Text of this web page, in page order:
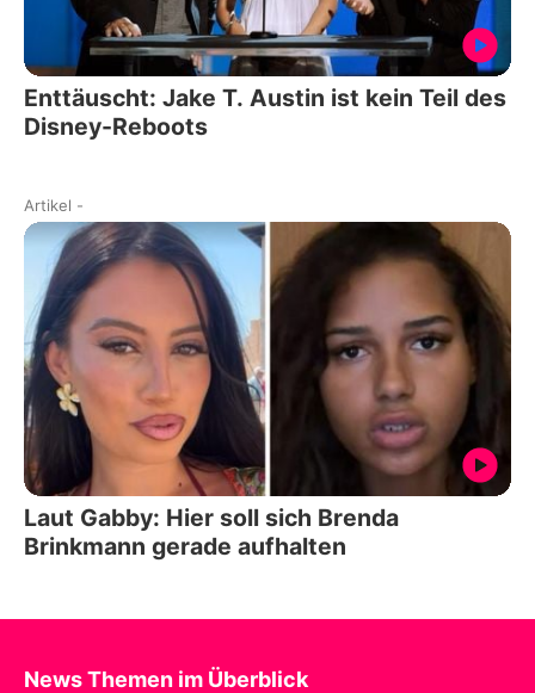
Enttäuscht: Jake T. Austin ist kein Teil des
Disney-Reboots
Artikel -
Laut Gabby: Hier soll sich Brenda
Brinkmann gerade aufhalten
News Themen im Überblick